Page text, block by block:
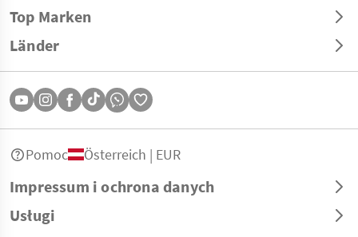
Top Marken
Länder
Impressum i ochrona danych
Usługi
Pomoc Österreich | EUR